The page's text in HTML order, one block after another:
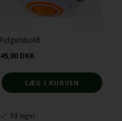
Fidgetsbold
45,00 DKK
På lager